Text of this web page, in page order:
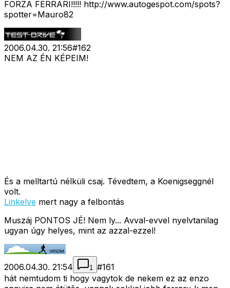
FORZA FERRARI!!!!! http://www.autogespot.com/spots?
spotter=Mauro82
2006.04.30. 21:56#162
NEM AZ ÉN KÉPEIM!
És a melltartú nélküli csaj. Tévedtem, a Koenigseggnél
volt.
Linkelve mert nagy a felbontás
Muszáj PONTOS JÉ! Nem ly... Avval-evvel nyelvtanilag
ugyan úgy helyes, mint az azzal-ezzel!
2006.04.30. 21:54 1 #161
hát nemtudom ti hogy vagytok de nekem ez az enzo